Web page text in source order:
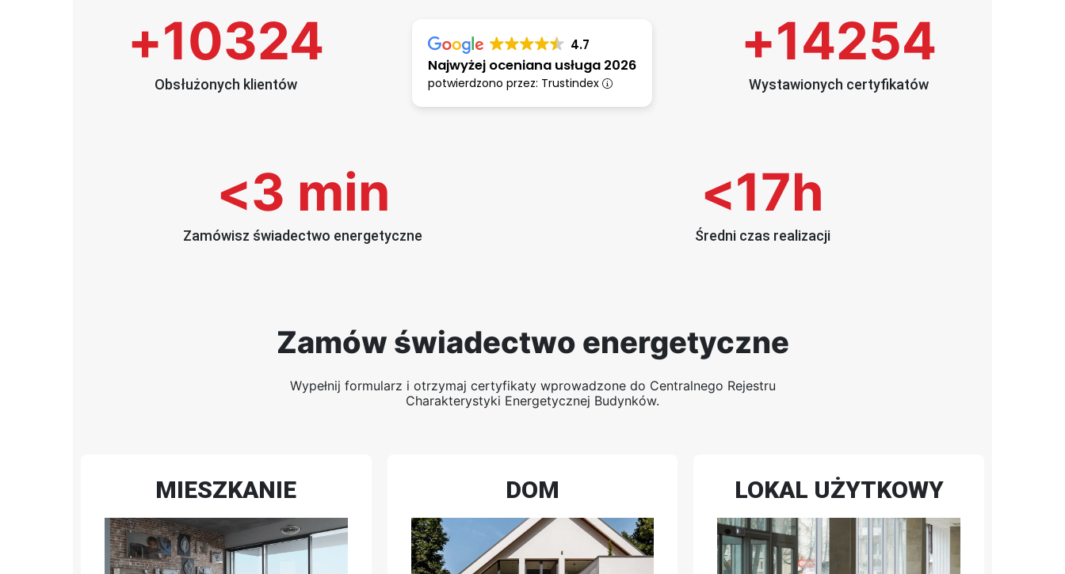
Obsłużonych klientów
+10324 4.7
Najwyżej oceniana usługa 2026
potwierdzono przez: Trustindex Wystawionych certyfikatów
+14254
Zamówisz świadectwo energetyczne
<3 min
Średni czas realizacji
<17h
Zamów świadectwo energetyczne
Wypełnij formularz i otrzymaj certyfikaty wprowadzone do Centralnego Rejestru
Charakterystyki Energetycznej Budynków.
MIESZKANIE DOM LOKAL UŻYTKOWY